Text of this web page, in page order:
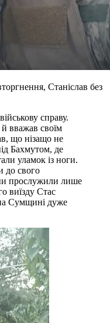
Станіслав без
справу.
вважав своїм
що нізащо не
Бахмутом, де
уламок із ноги.
до свого
прослужили лише
виїзду Стас
Сумщині дуже